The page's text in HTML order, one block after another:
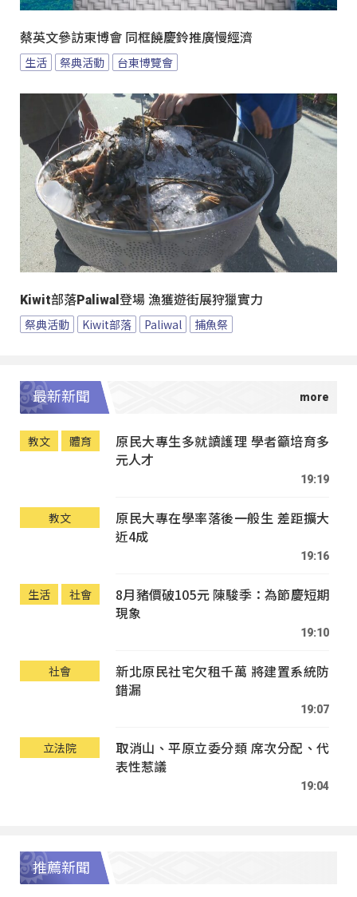
蔡英文參訪東博會 同框饒慶鈴推廣慢經濟
生活 祭典活動 台東博覽會
Kiwit部落Paliwal登場 漁獲遊街展狩獵實力
祭典活動 Kiwit部落 Paliwal 捕魚祭
最新新聞
教文 體育
原民大專生多就讀護理 學者籲培育多
元人才
19:19
教文
原民大專在學率落後一般生 差距擴大
近4成
19:16
生活 社會
8月豬價破105元 陳駿季：為節慶短期
現象
19:10
社會
新北原民社宅欠租千萬 將建置系統防
錯漏
19:07
立法院
取消山、平原立委分類 席次分配、代
表性惹議
19:04
推薦新聞